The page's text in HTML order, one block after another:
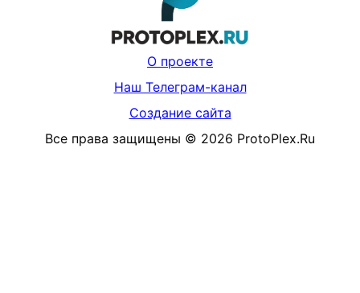
О проекте
Наш Телеграм-канал
Создание сайта
Все права защищены © 2026 ProtoPlex.Ru